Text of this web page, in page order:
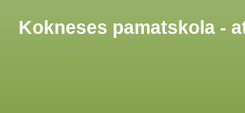
Kokneses pamatskola -